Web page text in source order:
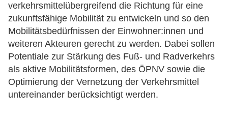
verkehrsmittelübergreifend die Richtung für eine
zukunftsfähige Mobilität zu entwickeln und so den
Mobilitätsbedürfnissen der Einwohner:innen und
weiteren Akteuren gerecht zu werden. Dabei sollen
Potentiale zur Stärkung des Fuß- und Radverkehrs
als aktive Mobilitätsformen, des ÖPNV sowie die
Optimierung der Vernetzung der Verkehrsmittel
untereinander berücksichtigt werden.